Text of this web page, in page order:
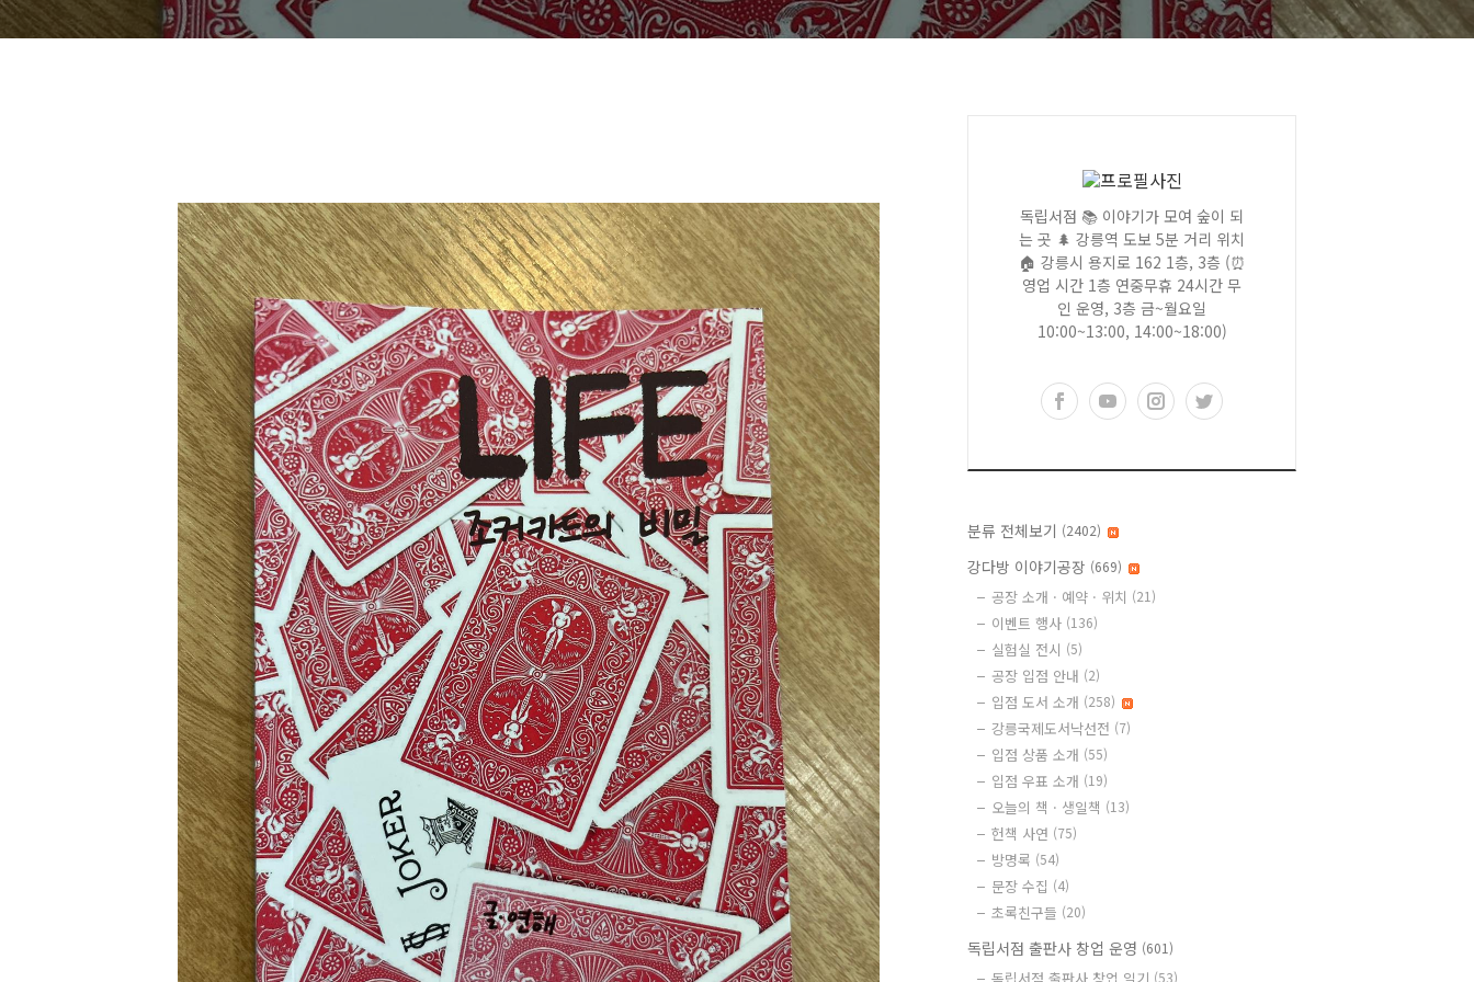
독립서점 📚 이야기가 모여 숲이 되
는 곳 🌲 강릉역 도보 5분 거리 위치
🏠 강릉시 용지로 162 1층, 3층 (⏰
영업 시간 1층 연중무휴 24시간 무
인 운영, 3층 금~월요일
10:00~13:00, 14:00~18:00)
분류 전체보기 (2402)
강다방 이야기공장 (669)
공장 소개 · 예약 · 위치 (21)
이벤트 행사 (136)
실험실 전시 (5)
공장 입점 안내 (2)
입점 도서 소개 (258)
강릉국제도서낙선전 (7)
입점 상품 소개 (55)
입점 우표 소개 (19)
오늘의 책 · 생일책 (13)
헌책 사연 (75)
방명록 (54)
문장 수집 (4)
초록친구들 (20)
독립서점 출판사 창업 운영 (601)
(53)